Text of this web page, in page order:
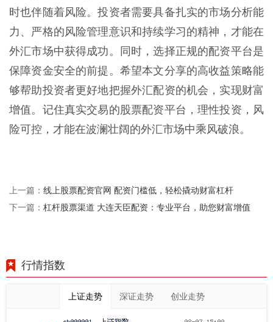
时也伴随着风险。投资者需要具备扎实的市场分析能
力、严格的风险管理意识和持续学习的精神，才能在
外汇市场中获得成功。同时，选择正规的配资平台是
保障资金安全的前提。希望本文分享的高收益策略能
够帮助投资者更好地把握外汇配资的机会，实现财富
增值。记住真实交易的股票配资平台，理性投资，风
险可控，才能在波澜壮阔的外汇市场中乘风破浪。
上一篇： 线上股票配资官网 配资门槛低，轻松撬动财富杠杆
下一篇： 杠杆股票渠道 大连天臣配资：专业平台，助您财富增值
行情指数
上证走势 深证走势 创业走势